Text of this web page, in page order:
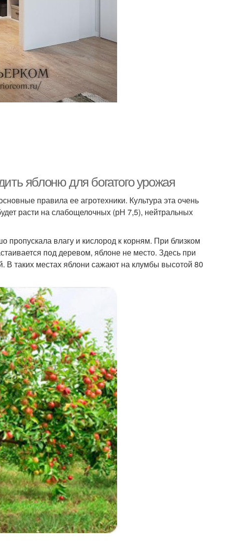
яблоню для богатого урожая
правила ее агротехники. Культура эта очень
расти на слабощелочных (рН 7,5), нейтральных
влагу и кислород к корням. При близком
под деревом, яблоне не место. Здесь при
В таких местах яблони сажают на клумбы высотой 80